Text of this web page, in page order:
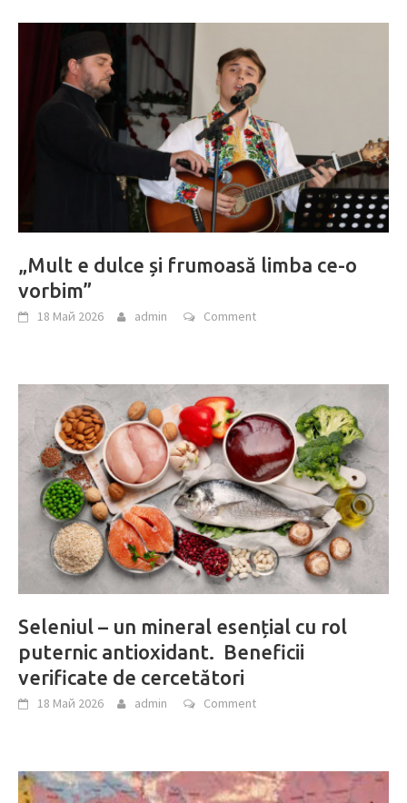
„Mult e dulce și frumoasă limba ce-o
vorbim”
18 Май 2026 admin Comment
Seleniul – un mineral esențial cu rol
puternic antioxidant. Beneficii
verificate de cercetători
18 Май 2026 admin Comment